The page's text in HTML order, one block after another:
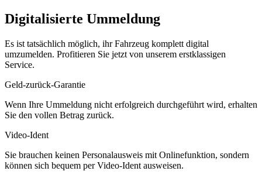
Digitalisierte Ummeldung
Es ist tatsächlich möglich, ihr Fahrzeug komplett digital
umzumelden. Profitieren Sie jetzt von unserem erstklassigen
Service.
Geld-zurück-Garantie
Wenn Ihre Ummeldung nicht erfolgreich durchgeführt wird, erhalten
Sie den vollen Betrag zurück.
Video-Ident
Sie brauchen keinen Personalausweis mit Onlinefunktion, sondern
können sich bequem per Video-Ident ausweisen.